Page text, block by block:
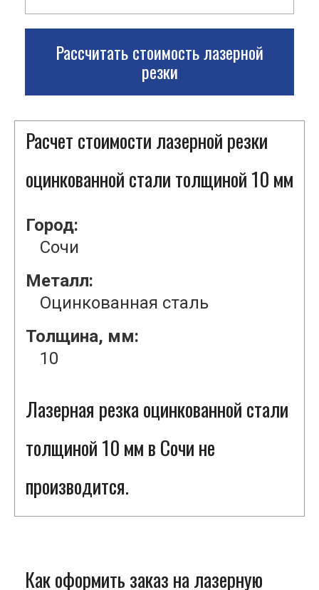
Рассчитать стоимость лазерной
резки
Расчет стоимости лазерной резки
оцинкованной стали толщиной 10 мм
Город:
Сочи
Металл:
Оцинкованная сталь
Толщина, мм:
10
Лазерная резка оцинкованной стали
толщиной 10 мм в Сочи не
производится.
Как оформить заказ на лазерную